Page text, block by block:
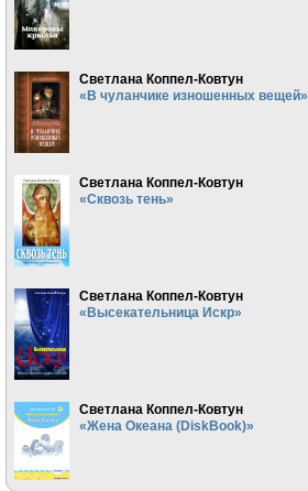
Светлана Коппел-Ковтун
«В чуланчике изношенных вещей»
Светлана Коппел-Ковтун
«Сквозь тень»
Светлана Коппел-Ковтун
«Высекательница Искр»
Светлана Коппел-Ковтун
«Жена Океана (DiskBook)»